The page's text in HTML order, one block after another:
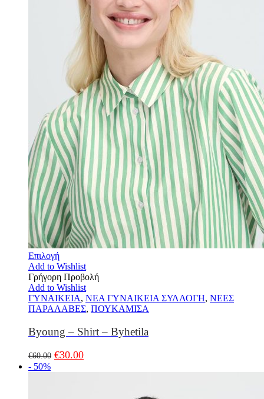
Επιλογή
Add to Wishlist
Γρήγορη Προβολή
Add to Wishlist
ΓΥΝΑΙΚΕΙΑ, ΝΕΑ ΓΥΝΑΙΚΕΙΑ ΣΥΛΛΟΓΗ, ΝΕΕΣ
ΠΑΡΑΛΑΒΕΣ, ΠΟΥΚΑΜΙΣΑ
Byoung – Shirt – Byhetila
€60.00 €30.00
- 50%